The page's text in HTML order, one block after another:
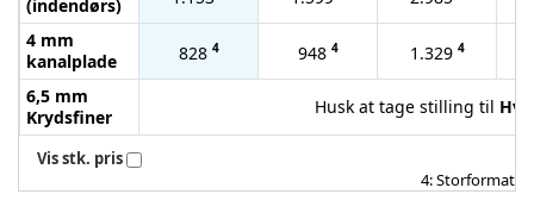
(indendørs)
4 mm
kanalplade
828 4 948 4 1.329 4
6,5 mm
Krydsfiner
Husk at tage stilling til
Vis stk. pris
4: Storformat